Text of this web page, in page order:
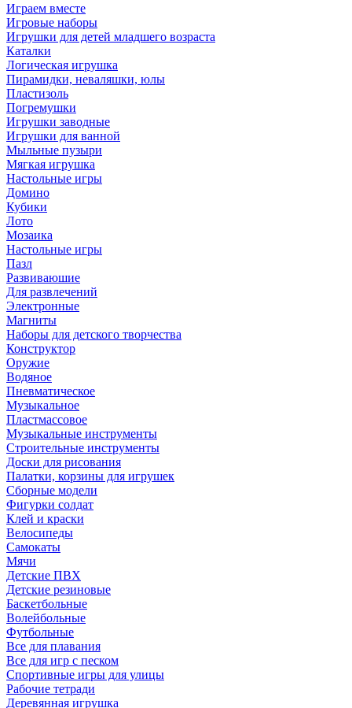
Играем вместе
Игровые наборы
Игрушки для детей младшего возраста
Каталки
Логическая игрушка
Пирамидки, неваляшки, юлы
Пластизоль
Погремушки
Игрушки заводные
Игрушки для ванной
Мыльные пузыри
Мягкая игрушка
Настольные игры
Домино
Кубики
Лото
Мозаика
Настольные игры
Пазл
Развиваюшие
Для развлечений
Электронные
Магниты
Наборы для детского творчества
Конструктор
Оружие
Водяное
Пневматическое
Музыкальное
Пластмассовое
Музыкальные инструменты
Строительные инструменты
Доски для рисования
Палатки, корзины для игрушек
Сборные модели
Фигурки солдат
Клей и краски
Велосипеды
Самокаты
Мячи
Детские ПВХ
Детские резиновые
Баскетбольные
Волейбольные
Футбольные
Все для плавания
Все для игр с песком
Спортивные игры для улицы
Рабочие тетради
Деревянная игрушка